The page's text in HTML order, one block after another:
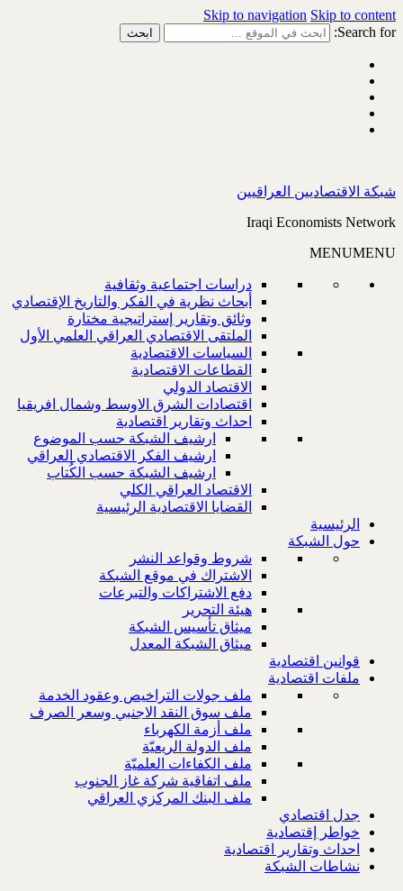
Skip to navigation Skip to content
Search for:
شبكة الاقتصاديين العراقيين
Iraqi Economists Network
MENUMENU
دراسات اجتماعية وثقافية
أبحاث نظرية في الفكر والتاريخ الإقتصادي
وثائق وتقارير إستراتيجية مختارة
الملتقى الاقتصادي العراقي العلمي الأول
السياسات الاقتصادية
القطاعات الاقتصادية
الاقتصاد الدولي
اقتصادات الشرق الاوسط وشمال افريقيا
احداث وتقارير اقتصادية
ارشيف الشبكة حسب الموضوع
ارشيف الفكر الاقتصادي العراقي
ارشيف الشبكة حسب الكُتاب
الاقتصاد العراقي الكلي
القضايا الاقتصادية الرئيسية
الرئيسية
حول الشبكة
شروط وقواعد النشر
الاشتراك في موقع الشبكة
دفع الاشتراكات والتبرعات
هيئة التحرير
ميثاق تأسيس الشبكة
ميثاق الشبكة المعدل
قوانين اقتصادية
ملفات اقتصادية
ملف جولات التراخيص وعقود الخدمة
ملف سوق النقد الاجنبي وسعر الصرف
ملف أزمة الكهرباء
ملف الدولة الريعيّة
ملف الكفاءات العلميّة
ملف اتفاقية شركة غاز الجنوب
ملف البنك المركزي العراقي
جدل اقتصادي
خواطر إقتصادية
احداث وتقارير اقتصادية
نشاطات الشبكة